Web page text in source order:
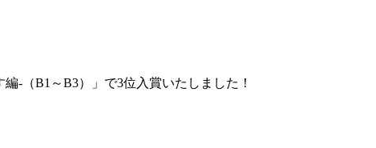
-（B1～B3）」で3位入賞いたしました！